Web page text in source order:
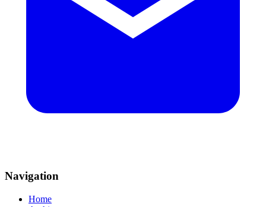
Navigation
Home